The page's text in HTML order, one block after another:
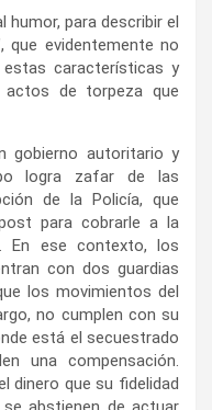
para describir el
que evidentemente no
características y
actos de torpeza que
gobierno autoritario y
logra zafar de las
de la Policía, que
para cobrarle a la
En ese contexto, los
con dos guardias
los movimientos del
no cumplen con su
está el secuestrado
una compensación.
dinero que su fidelidad